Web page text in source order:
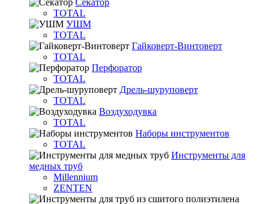
Секатор
TOTAL
УШМ
TOTAL
Гайковерт-Винтоверт
TOTAL
Перфоратор
TOTAL
Дрель-шуруповерт
TOTAL
Воздуходувка
TOTAL
Наборы инструментов
TOTAL
Инструменты для
медных труб
Millennium
ZENTEN